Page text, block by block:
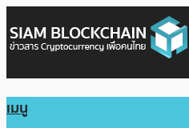
เมนู